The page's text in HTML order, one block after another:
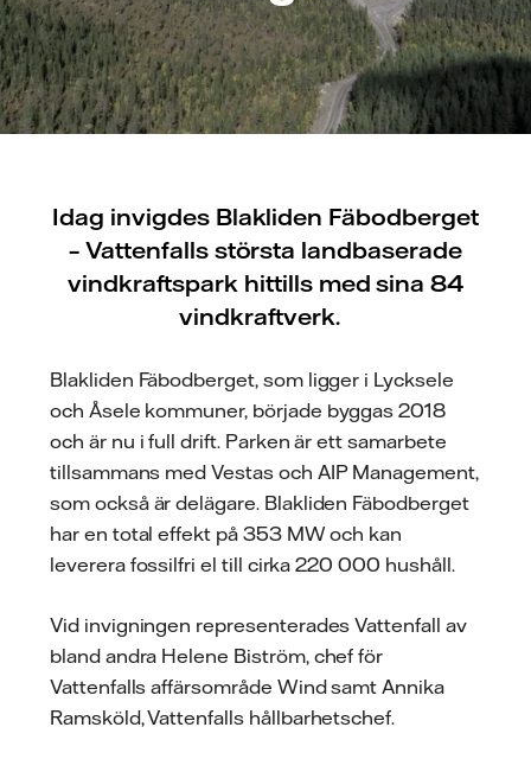
Idag invigdes Blakliden Fäbodberget
– Vattenfalls största landbaserade
vindkraftspark hittills med sina 84
vindkraftverk.
Blakliden Fäbodberget, som ligger i Lycksele
och Åsele kommuner, började byggas 2018
och är nu i full drift. Parken är ett samarbete
tillsammans med Vestas och AIP Management,
som också är delägare. Blakliden Fäbodberget
har en total effekt på 353 MW och kan
leverera fossilfri el till cirka 220 000 hushåll.
Vid invigningen representerades Vattenfall av
bland andra Helene Biström, chef för
Vattenfalls affärsområde Wind samt Annika
Ramsköld, Vattenfalls hållbarhetschef.